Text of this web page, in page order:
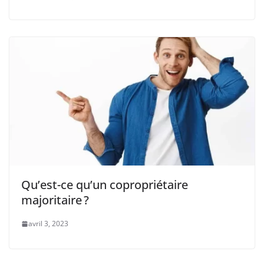
Qu’est-ce qu’un copropriétaire
majoritaire ?
avril 3, 2023